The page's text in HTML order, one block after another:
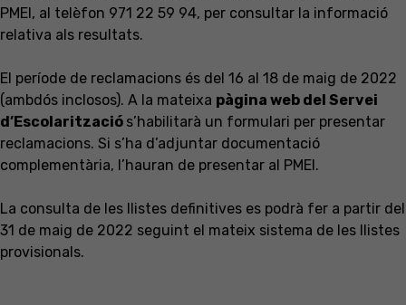
PMEI, al telèfon 971 22 59 94, per consultar la informació
relativa als resultats.
El període de reclamacions és del 16 al 18 de maig de 2022
(ambdós inclosos). A la mateixa pàgina web del Servei
d’Escolarització s’habilitarà un formulari per presentar
reclamacions. Si s’ha d’adjuntar documentació
complementària, l’hauran de presentar al PMEI.
La consulta de les llistes definitives es podrà fer a partir del
31 de maig de 2022 seguint el mateix sistema de les llistes
provisionals.